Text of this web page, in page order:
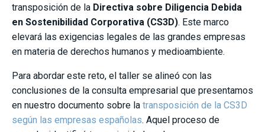
transposición de la Directiva sobre Diligencia Debida
en Sostenibilidad Corporativa (CS3D). Este marco
elevará las exigencias legales de las grandes empresas
en materia de derechos humanos y medioambiente.
Para abordar este reto, el taller se alineó con las
conclusiones de la consulta empresarial que presentamos
en nuestro documento sobre la transposición de la CS3D
según las empresas españolas. Aquel proceso de